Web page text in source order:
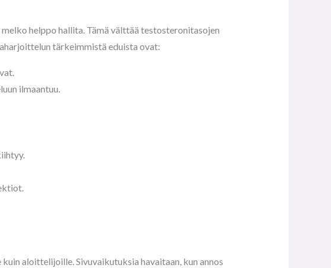
helppo hallita. Tämä välttää testosteronitasojen
tärkeimmistä eduista ovat:
ilmaantuu.
aloittelijoille. Sivuvaikutuksia havaitaan, kun annos